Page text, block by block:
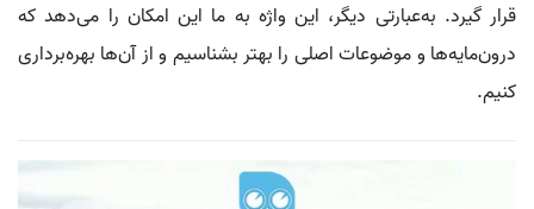
قرار گیرد. به‌عبارتی دیگر، این واژه به ما این امکان را می‌دهد که
درون‌مایه‌ها و موضوعات اصلی را بهتر بشناسیم و از آن‌ها بهره‌برداری
کنیم.